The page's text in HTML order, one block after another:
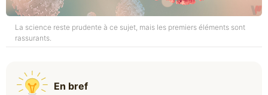
La science reste prudente à ce sujet, mais les premiers éléments sont
rassurants.
En bref